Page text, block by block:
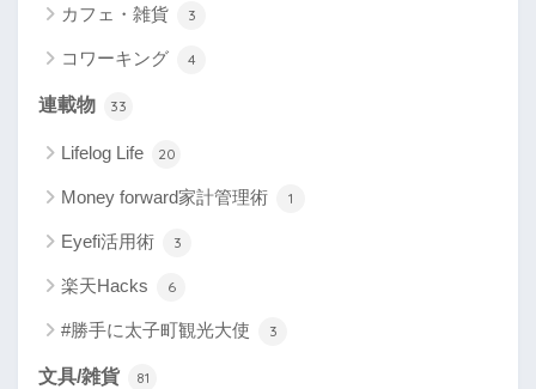
カフェ・雑貨 3
コワーキング 4
連載物 33
Lifelog Life 20
Money forward家計管理術 1
Eyefi活用術 3
楽天Hacks 6
#勝手に太子町観光大使 3
文具/雑貨 81